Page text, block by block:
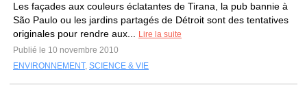
Les façades aux couleurs éclatantes de Tirana, la pub bannie à
São Paulo ou les jardins partagés de Détroit sont des tentatives
originales pour rendre aux...
Lire la suite
Publié le 10 novembre 2010
ENVIRONNEMENT, SCIENCE & VIE